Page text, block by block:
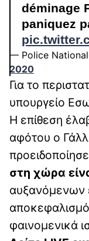
déminage
paniquez
— Police
2020
Για το
υπουργείο
Η επίθεση
αφότου ο
προειδοποίησε
στη χώρα
αυξανόμενων
φαινομενικά